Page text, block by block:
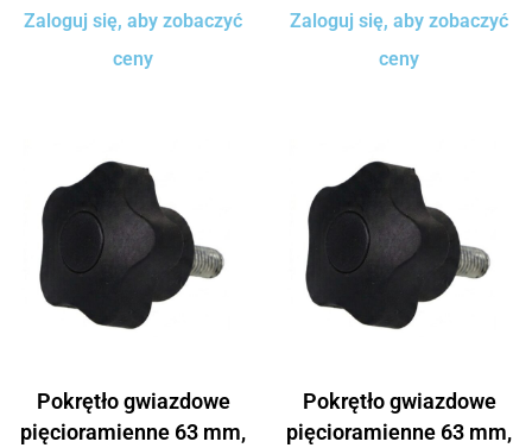
Zaloguj się, aby zobaczyć
ceny
Zaloguj się, aby zobaczyć
ceny
Pokrętło gwiazdowe
pięcioramienne 63 mm,
Pokrętło gwiazdowe
pięcioramienne 63 mm,